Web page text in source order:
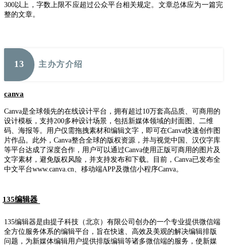
300以上，字数上限不应超过公众平台相关规定。文章总体应为一篇完
整的文章。
1 3 主办方介绍
canva
Canva是全球领先的在线设计平台，拥有超过10万套高品质、可商用的
设计模板，支持200多种设计场景，包括新媒体领域的封面图、二维
码、海报等。用户仅需拖拽素材和编辑文字，即可在Canva快速创作图
片作品。此外，Canva整合全球的版权资源，并与视觉中国、汉仪字库
等平台达成了深度合作，用户可以通过Canva使用正版可商用的图片及
文字素材，避免版权风险，并支持发布和下载。目前，Canva已发布全
中文平台www.canva.cn、移动端APP及微信小程序Canva。
135编辑器
135编辑器是由提子科技（北京）有限公司创办的一个专业提供微信端
全方位服务体系的编辑平台，旨在快速、高效及美观的解决编辑排版
问题，为新媒体编辑用户提供排版编辑等诸多微信端的服务，使新媒